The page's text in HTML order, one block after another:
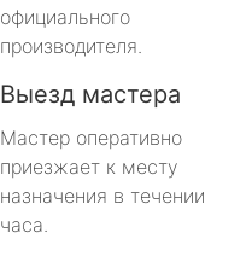
официального
производителя.
Выезд мастера
Мастер оперативно
приезжает к месту
назначения в течении
часа.